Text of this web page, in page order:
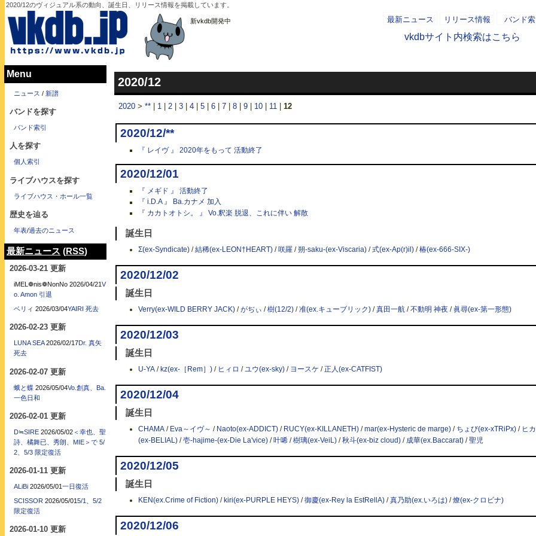
2020/12のヴィジュアル系の動向、誕生日、リリース情報を掲載しています。
新vkdb開発中 最新ニュース リリース情報 バンド
vkdbサイト内検索はこちら
2020/12
2020> **| 1| 2| 3| 4| 5| 6| 7| 8| 9| 10| 11| 12
2020/12/**
『 レイヴ 』 2020年をもって 活動終了
2020/12/01
『 メギド 』 活動終了
『 i.D.A 』 Ba.カナメ 加入
『 カカトオトシ。 』 Vo.釈楽 脱退、これに伴い 解散
誕生日
Σ(ex-Syndicate) /結稀(ex-LEON†HEART) /咲羅 /朔-saku-(ex-Viscaria) /式(ex-Ap(r)il) /椿(ex-666-SIX-)
2020/12/02
誕生日
Verry(ex-WILD BERRY JACK) /がぢぃ /樹(12/2) /准(ex.キューブリック) /真田一航 /不動明 神夜 / 眞尋(ex-第一形態)
2020/12/03
誕生日
U-YA / kz(ex-［Rem］) / ヒィロ /ユウ(ex-sky) / ヨースケ /正人(ex-CATFIST)
2020/12/04
誕生日
CHAMA / Eva～イヴ～ / Naoto(ex-ADDICT) / RUCY(ex-KILLANETH) /mar(ex-Hysteric de marge) / ちょび(ex-xTRiPx) / ヒ
(ex-BELIAL) /壱-hajime-(ex-Die La'vice) /叶唏 /樹璃(ex-VeiL) /秋斗(ex-biz cloud) / 成華(ex.Baccarat) /聖児
2020/12/05
誕生日
KEN(ex.Crime of Fiction) / kiri(ex-PURPLE HEYS) /御慶(ex-Rey la EstRellA) /真乃助(ex.いろは) /燎(ex-クロビナ)
2020/12/06
Menu
ニュース / 新譜
バンドを探す
バンド索引
人を探す
個人索引
ライブハウスを探す
ライブハウス・ホール一覧
歴史を辿る
年表/過去のニュース
最新ニュース (RSS)
2026-03-21 更新
iMEL❁nis❁NonNo 2026/04/21 V
o. Amon 引退
ベリィ 2026/03/04YAIRI 死去
2026-02-23 更新
LUNA SEA 2026/02/17Dr. 真矢
死去
2026-02-07 更新
蛾と蝶 2026/05/04Vo.創真、Ba.
一色日和
2026-02-01 更新
D≒SIRE 2026/05/02＜幸也、聖
詩、橘舞已、秀朗、MIE＞で 5/
2、5/3 限定復活
2026-01-11 更新
ALiBi 2026/05/01一日復活
SCISSOR 2026/05/015/1、5/2
限定復活
2026-01-10 更新